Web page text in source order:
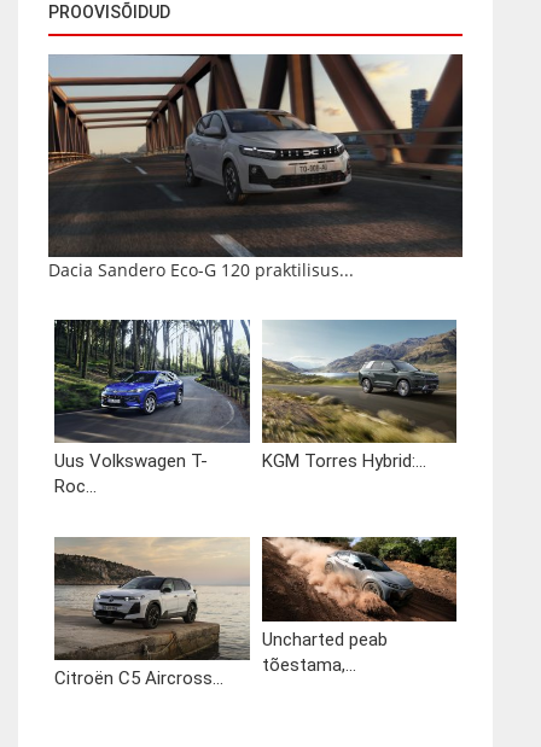
PROOVISÕIDUD
Dacia Sandero Eco-G 120 praktilisus...
Uus Volkswagen T-
Roc...
KGM Torres Hybrid:...
Citroën C5 Aircross...
Uncharted peab
tõestama,...